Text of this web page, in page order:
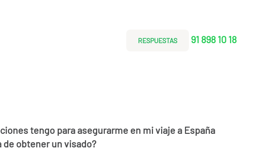
RESPUESTAS 91 898 10 18
tengo para asegurarme en mi viaje a España
de obtener un visado?